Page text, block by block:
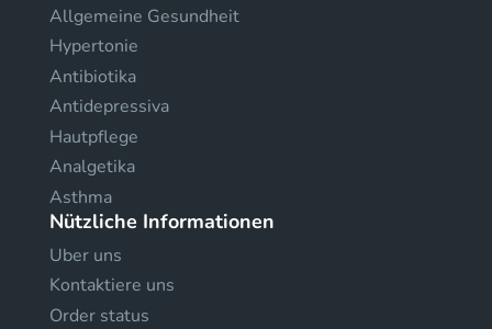
Allgemeine Gesundheit
Hypertonie
Antibiotika
Antidepressiva
Hautpflege
Analgetika
Asthma
Nützliche Informationen
Uber uns
Kontaktiere uns
Order status